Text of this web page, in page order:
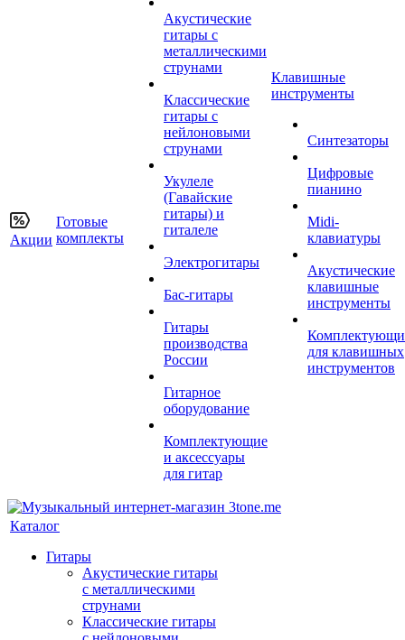
Акции
Готовые
комплекты
Акустические
гитары с
металлическими
струнами
Классические
гитары с
нейлоновыми
струнами
Укулеле
(Гавайские
гитары) и
гиталеле
Электрогитары
Бас-гитары
Гитары
производства
России
Гитарное
оборудование
Комплектующие
и аксессуары
для гитар
Клавишные
инструменты
Синтезаторы
Цифровые
пианино
Midi-
клавиатуры
Акустические
клавишные
инструменты
для клавишных
инструментов
Каталог
Гитары
Акустические гитары
с металлическими
струнами
Классические гитары